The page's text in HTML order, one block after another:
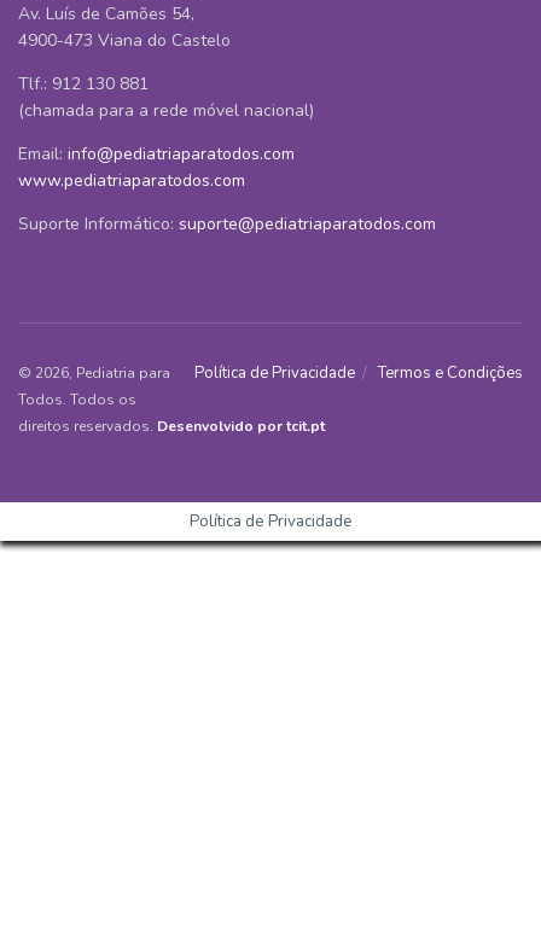
Av. Luís de Camões 54,
4900-473 Viana do Castelo
Tlf.: 912 130 881
(chamada para a rede móvel nacional)
Email: info@pediatriaparatodos.com
www.pediatriaparatodos.com
Suporte Informático: suporte@pediatriaparatodos.com
Política de Privacidade Termos e Condições
© 2026, Pediatria para
Todos. Todos os
direitos reservados. Desenvolvido por tcit.pt
Política de Privacidade